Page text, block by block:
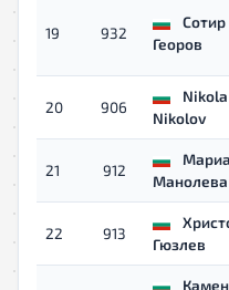
19 932
Сотир
Георов
20 906
Nikola
Nikolov
21 912
Манолева
22 913
Гюзлев
Камен